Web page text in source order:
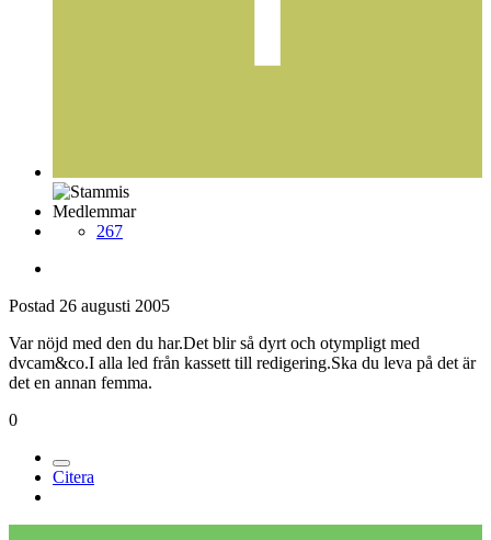
Medlemmar
267
Postad 26 augusti 2005
Var nöjd med den du har.Det blir så dyrt och otympligt med
dvcam&co.I alla led från kassett till redigering.Ska du leva på det är
det en annan femma.
0
Citera